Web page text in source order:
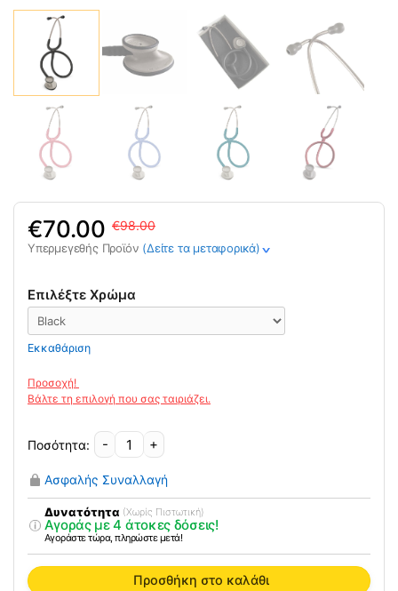
98.00
70.00
Υπερμεγεθής Προϊόν (Δείτε τα μεταφορικά)>
Επιλέξτε Χρώμα
Εκκαθάριση
-
Στηθοσκόπιο
Littmann
Lightweight
S.E
ποσότητα
+
Ασφαλής Συναλλαγή
Δυνατότητα (Χωρίς Πιστωτική)
Αγοράς με 4 άτοκες δόσεις!
Αγοράστε τώρα, πληρώστε μετά!
Προσθήκη στο καλάθι